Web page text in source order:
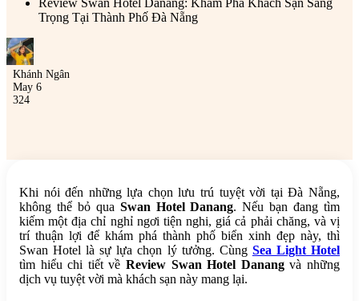
Trọng Tại Thành Phố Đà Nẵng
Khánh Ngân
May 6
324
Khi nói đến những lựa chọn lưu trú tuyệt vời tại Đà Nẵng,
không thể bỏ qua Swan Hotel Danang. Nếu bạn đang tìm
kiếm một địa chỉ nghỉ ngơi tiện nghi, giá cả phải chăng, và vị
trí thuận lợi để khám phá thành phố biển xinh đẹp này, thì
Swan Hotel là sự lựa chọn lý tưởng. Cùng Sea Light Hotel
tìm hiểu chi tiết về Review Swan Hotel Danangvà những
dịch vụ tuyệt vời mà khách sạn này mang lại.